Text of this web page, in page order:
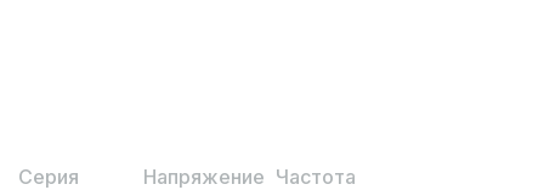
Серия Напряжение Частота